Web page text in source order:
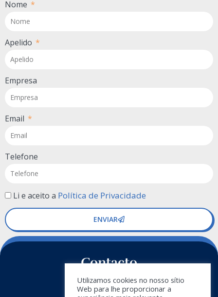
Nome
Apelido
Empresa
Email
Telefone
Li e aceito a Política de Privacidade
ENVIAR
Contacto
+34 911 788 540
Utilizamos cookies no nosso sítio
Web para lhe proporcionar a